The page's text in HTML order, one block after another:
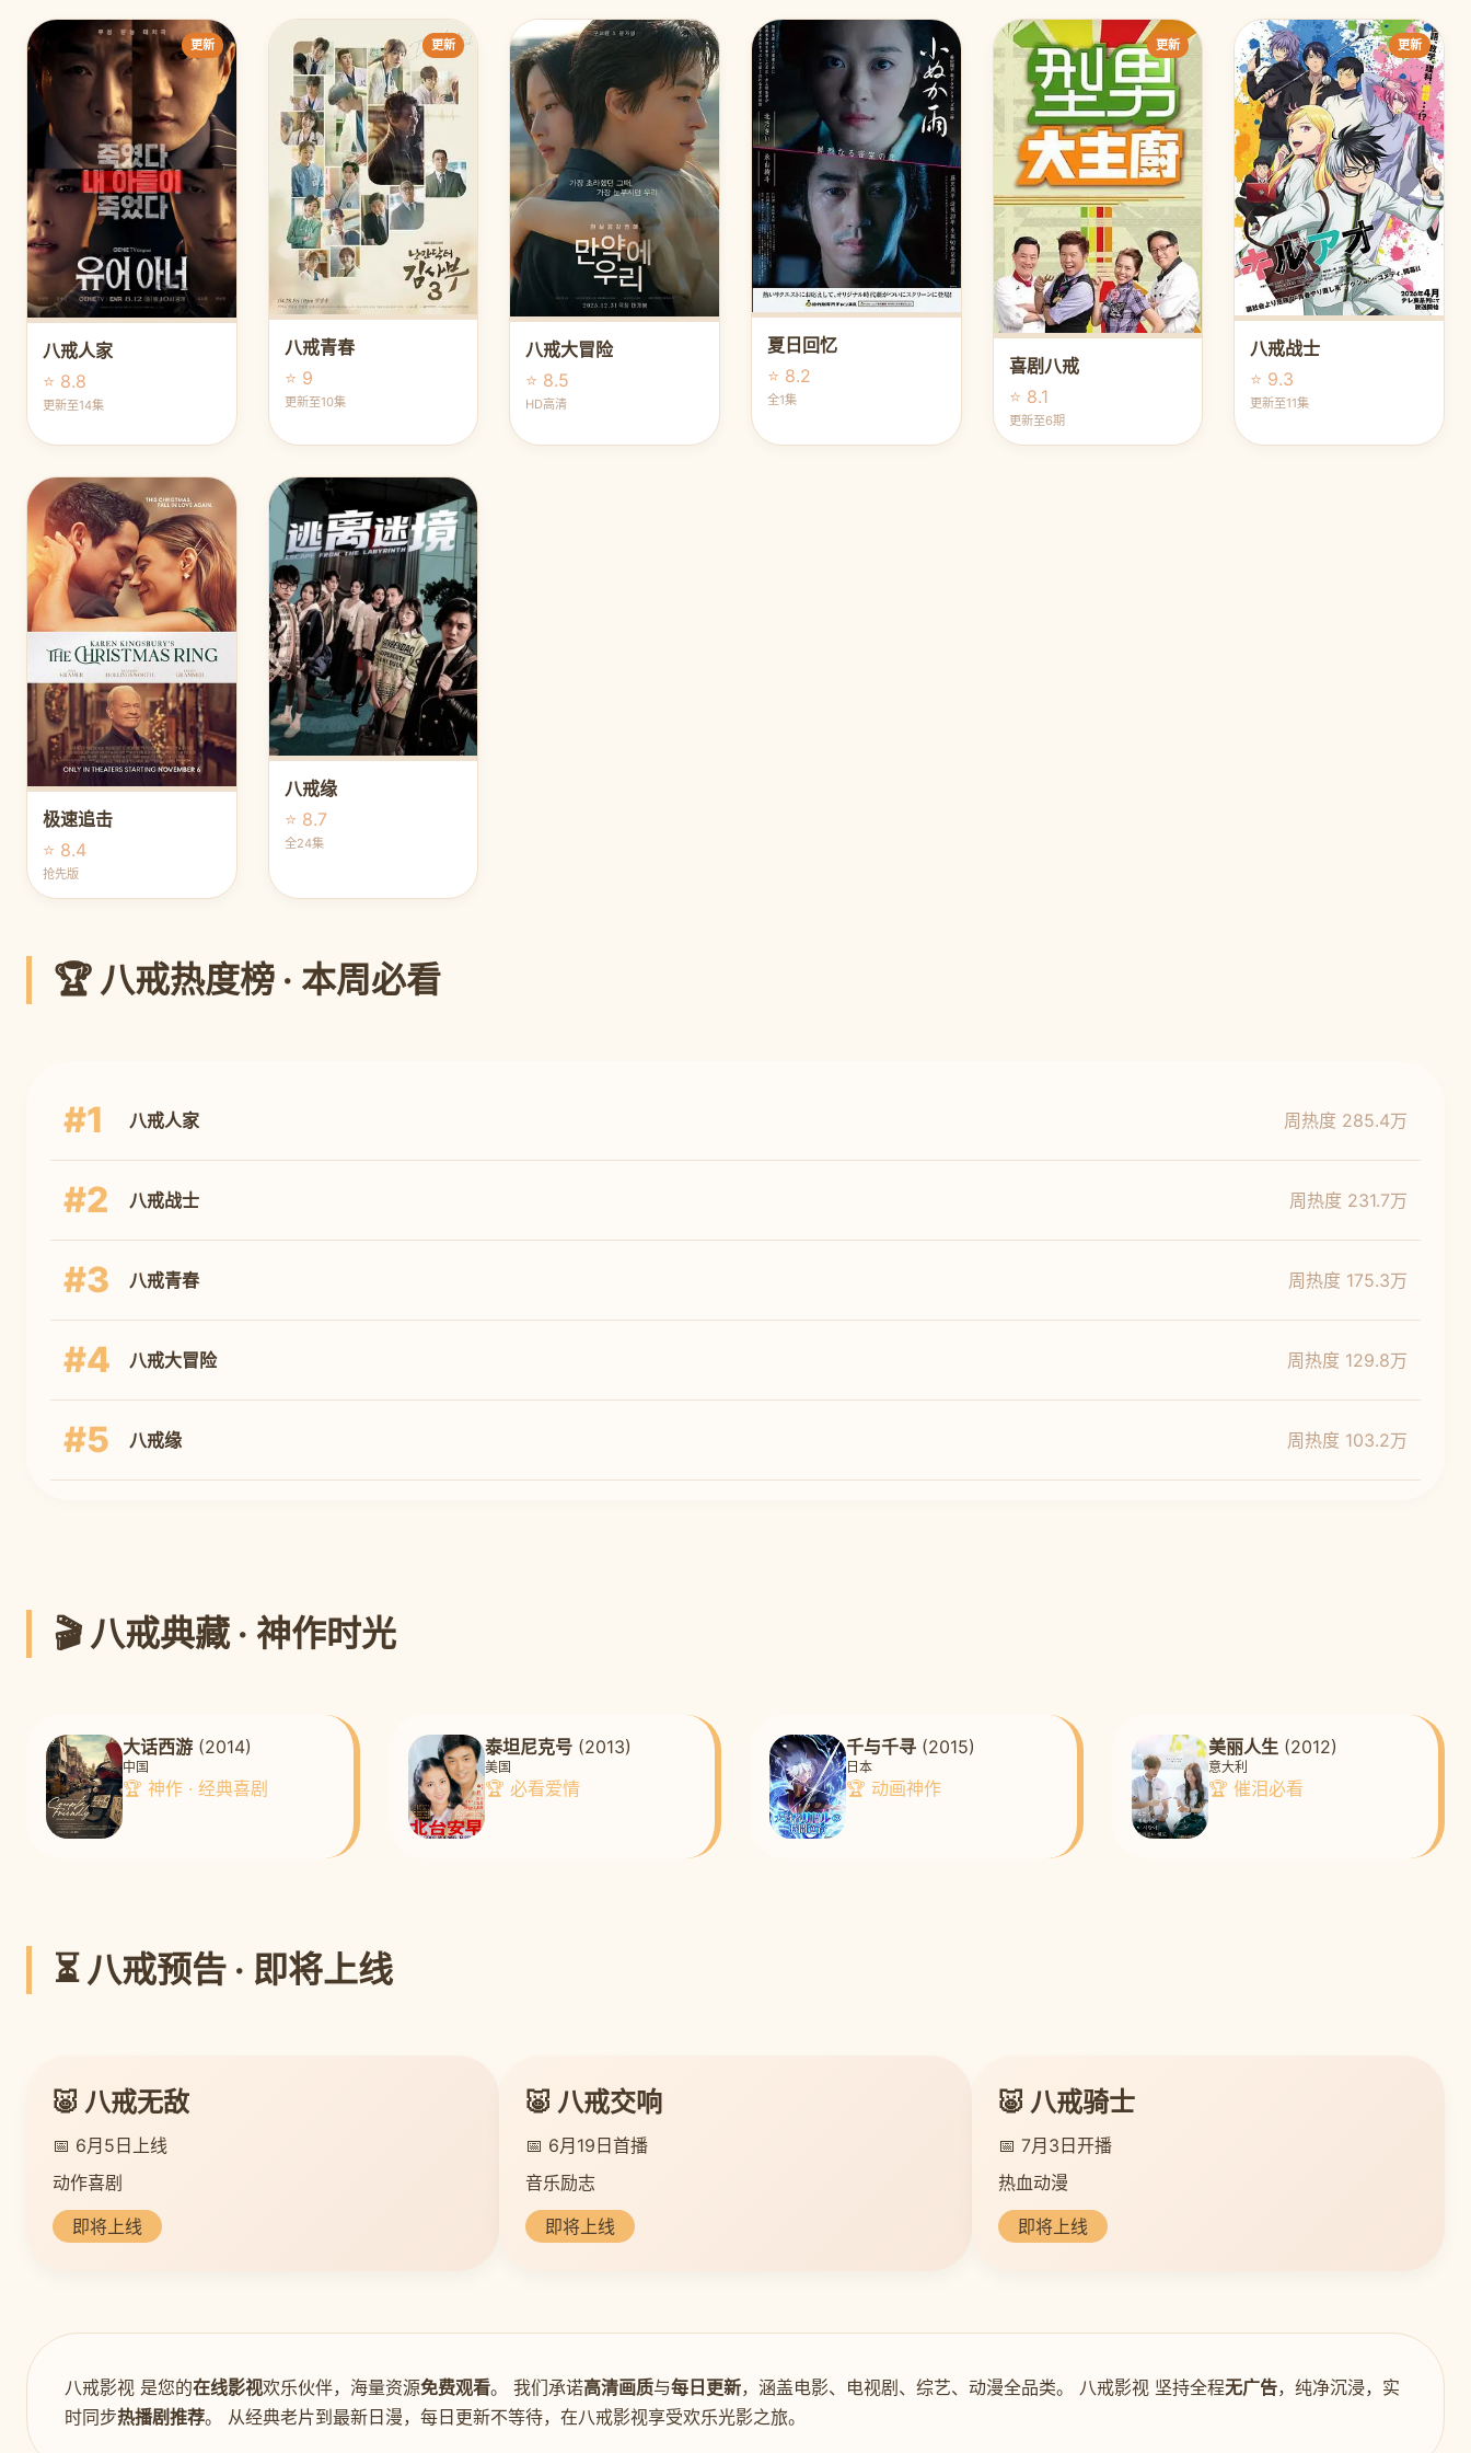
更新
八戒人家
⭐ 8.8
更新至14集
更新
八戒青春
⭐ 9
更新至10集
八戒大冒险
⭐ 8.5
HD高清
夏日回忆
⭐ 8.2
全1集
更新
喜剧八戒
⭐ 8.1
更新至6期
更新
八戒战士
⭐ 9.3
更新至11集
极速追击
⭐ 8.4
抢先版
八戒缘
⭐ 8.7
全24集
🏆 八戒热度榜 · 本周必看
#1 八戒人家 周热度 285.4万
#2 八戒战士 周热度 231.7万
#3 八戒青春 周热度 175.3万
#4 八戒大冒险 周热度 129.8万
#5 八戒缘 周热度 103.2万
🎬 八戒典藏 · 神作时光
大话西游 (2014)
中国
🏆 神作 · 经典喜剧
泰坦尼克号(2013)
美国
🏆 必看爱情
千与千寻 (2015)
日本
🏆 动画神作
美丽人生(2012)
意大利
🏆 催泪必看
⏳ 八戒预告 · 即将上线
🐷 八戒无敌
📅 6月5日上线
动作喜剧
即将上线
🐷 八戒交响
📅 6月19日首播
音乐励志
即将上线
🐷 八戒骑士
📅 7月3日开播
热血动漫
即将上线
八戒影视 是您的在线影视欢乐伙伴，海量资源免费观看。 我们承诺高清画质与每日更新，涵盖电影、电视剧、综艺、动漫全品类。 八戒影视 坚持全程无广告，纯净沉浸，实
时同步热播剧推荐。 从经典老片到最新日漫，每日更新不等待，在八戒影视享受欢乐光影之旅。